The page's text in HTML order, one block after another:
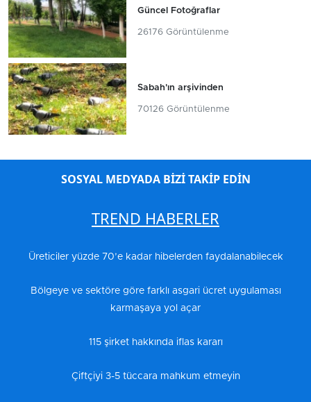
Güncel Fotoğraflar
26176 Görüntülenme
Sabah'ın arşivinden
70126 Görüntülenme
SOSYAL MEDYADA BİZİ TAKİP EDİN
TREND HABERLER
Üreticiler yüzde 70’e kadar hibelerden faydalanabilecek
Bölgeye ve sektöre göre farklı asgari ücret uygulaması
karmaşaya yol açar
115 şirket hakkında iflas kararı
Çiftçiyi 3-5 tüccara mahkum etmeyin